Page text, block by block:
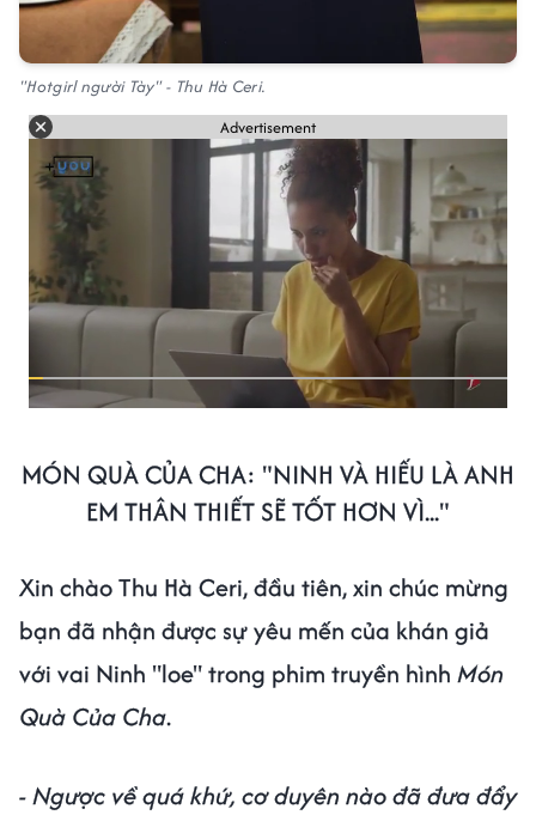
"Hotgirl người Tày" - Thu Hà Ceri.
Advertisement
MÓN QUÀ CỦA CHA: "NINH VÀ HIẾU LÀ ANH
EM THÂN THIẾT SẼ TỐT HƠN VÌ..."
Xin chào Thu Hà Ceri, đầu tiên, xin chúc mừng
bạn đã nhận được sự yêu mến của khán giả
với vai Ninh "loe" trong phim truyền hình Món
Quà Của Cha.
- Ngược về quá khứ, cơ duyên nào đã đưa đẩy